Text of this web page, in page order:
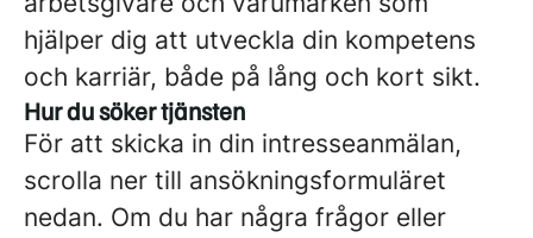
hjälper dig att utveckla din kompetens
och karriär, både på lång och kort sikt.
Hur du söker tjänsten
För att skicka in din intresseanmälan,
scrolla ner till ansökningsformuläret
nedan. Om du har några frågor eller